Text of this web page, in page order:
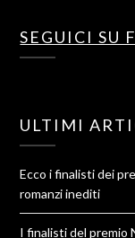
SEGUICI SU
ULTIMI
Ecco i finalisti dei
romanzi inediti
I finalisti del premio